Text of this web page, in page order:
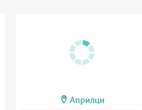
Априлци